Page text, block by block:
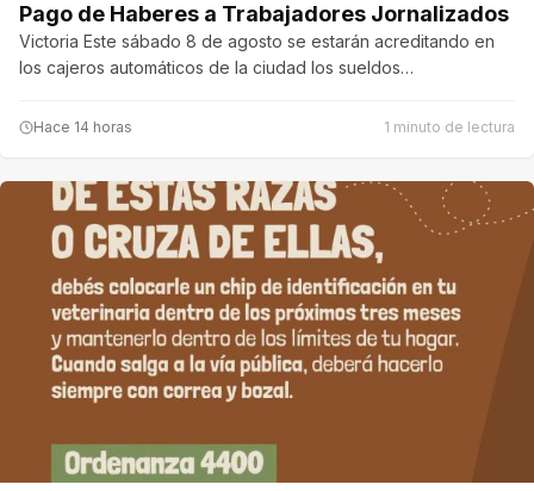
Pago de Haberes a Trabajadores Jornalizados
Victoria Este sábado 8 de agosto se estarán acreditando en
los cajeros automáticos de la ciudad los sueldos…
Hace 14 horas 1 minuto de lectura